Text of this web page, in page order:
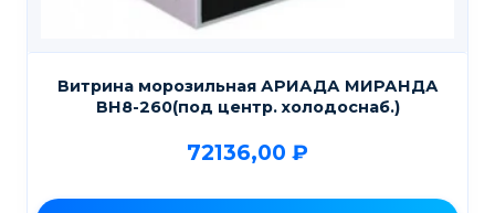
Витрина морозильная АРИАДА МИРАНДА
ВН8-260(под центр. холодоснаб.)
72136,00 ₽